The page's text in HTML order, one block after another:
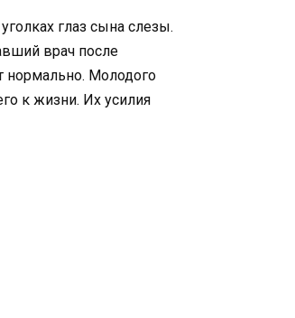
глаз сына слезы.
врач после
нормально. Молодого
к жизни. Их усилия